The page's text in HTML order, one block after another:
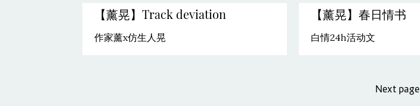
【薰晃】Track deviation
作家薰x仿生人晃
【薰晃】春日情书
白情24h活动文
Next page